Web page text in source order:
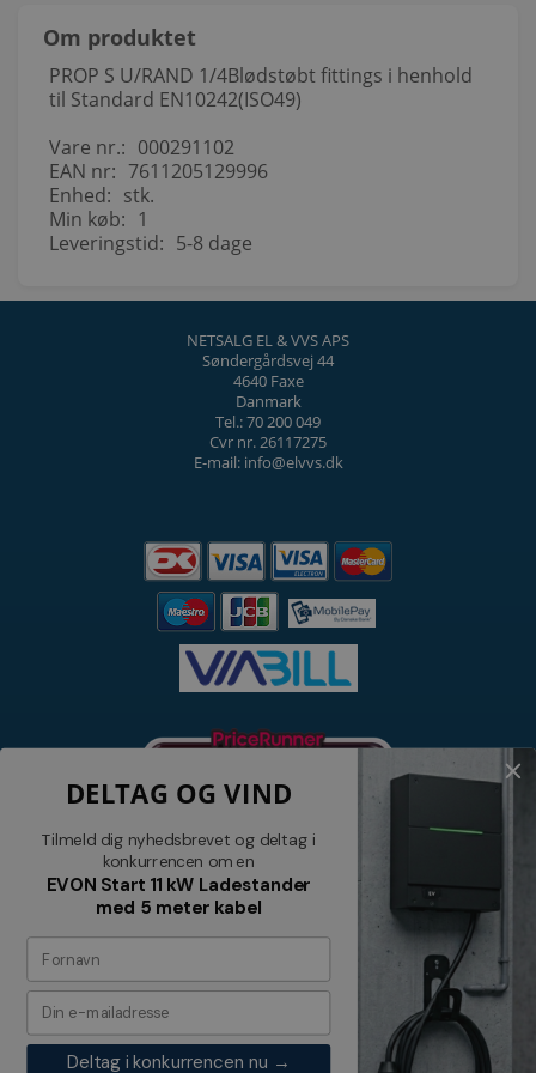
Om produktet
PROP S U/RAND 1/4Blødstøbt fittings i henhold
til Standard EN10242(ISO49)
Vare nr.: 000291102
EAN nr: 7611205129996
Enhed: stk.
Min køb: 1
Leveringstid: 5-8 dage
NETSALG EL & VVS APS
Søndergårdsvej 44
4640 Faxe
Danmark
Tel.: 70 200 049
Cvr nr. 26117275
E-mail: info@elvvs.dk
Nyhedsbrev
Tilmeld dig vores nyhedsbrev og
modtag relevante tilbud og nyheder
DELTAG OG VIND
Tilmeld dig nyhedsbrevet og deltag i
konkurrencen om en
EVON Start 11 kW Ladestander
med 5 meter kabel
Deltag i konkurrencen nu →